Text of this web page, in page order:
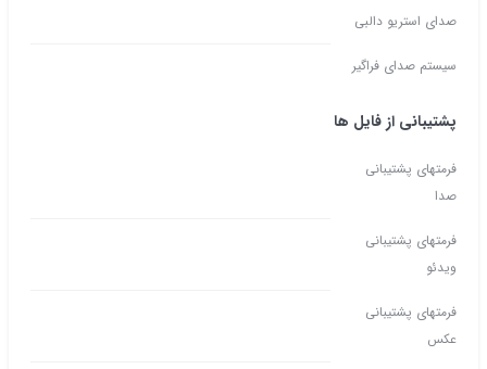
صدای استریو دالبی
سیستم صدای فراگیر
پشتیبانی از فایل ها
فرمتهای پشتیبانی
صدا
فرمتهای پشتیبانی
ویدئو
فرمتهای پشتیبانی
عکس